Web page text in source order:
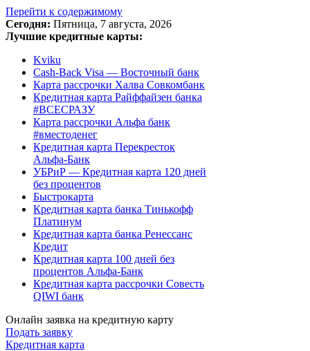
Перейти к содержимому
Сегодня: Пятница, 7 августа, 2026
Лучшие кредитные карты:
Kviku
Cash-Back Visa — Восточный банк
Карта рассрочки Халва Совкомбанк
Кредитная карта Райффайзен банка
#ВСЕСРАЗУ
Карта рассрочки Альфа банк
#вместоденег
Кредитная карта Перекресток
Альфа-Банк
УБРиР — Кредитная карта 120 дней
без процентов
Быстрокарта
Кредитная карта банка Тинькофф
Платинум
Кредитная карта банка Ренессанс
Кредит
Кредитная карта 100 дней без
процентов Альфа-Банк
Кредитная карта рассрочки Совесть
QIWI банк
Онлайн заявка на кредитную карту
Подать заявку
Кредитная карта